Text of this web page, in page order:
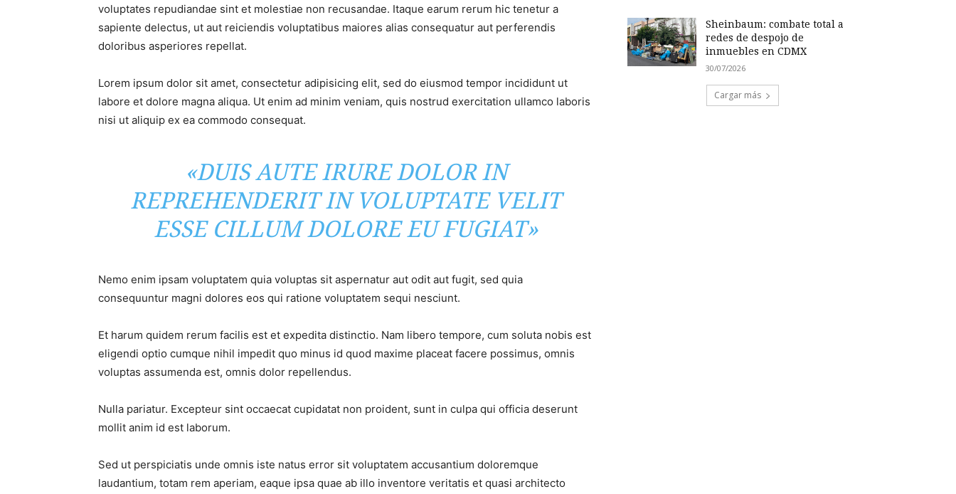
voluptates repudiandae sint et molestiae non recusandae. Itaque earum rerum hic tenetur a
sapiente delectus, ut aut reiciendis voluptatibus maiores alias consequatur aut perferendis
doloribus asperiores repellat.
Lorem ipsum dolor sit amet, consectetur adipisicing elit, sed do eiusmod tempor incididunt ut
labore et dolore magna aliqua. Ut enim ad minim veniam, quis nostrud exercitation ullamco laboris
nisi ut aliquip ex ea commodo consequat.
«DUIS AUTE IRURE DOLOR IN
REPREHENDERIT IN VOLUPTATE VELIT
ESSE CILLUM DOLORE EU FUGIAT»
Nemo enim ipsam voluptatem quia voluptas sit aspernatur aut odit aut fugit, sed quia
consequuntur magni dolores eos qui ratione voluptatem sequi nesciunt.
Et harum quidem rerum facilis est et expedita distinctio. Nam libero tempore, cum soluta nobis est
eligendi optio cumque nihil impedit quo minus id quod maxime placeat facere possimus, omnis
voluptas assumenda est, omnis dolor repellendus.
Nulla pariatur. Excepteur sint occaecat cupidatat non proident, sunt in culpa qui officia deserunt
mollit anim id est laborum.
Sed ut perspiciatis unde omnis iste natus error sit voluptatem accusantium doloremque
laudantium, totam rem aperiam, eaque ipsa quae ab illo inventore veritatis et quasi architecto
Sheinbaum: combate total a
redes de despojo de
inmuebles en CDMX
30/07/2026
Cargar más